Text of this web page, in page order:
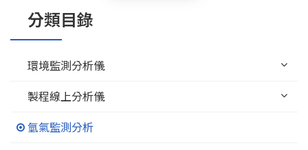
分類目錄
環境監測分析儀
製程線上分析儀
氫氣監測分析